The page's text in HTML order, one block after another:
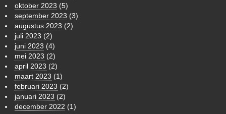
oktober 2023 (5)
september 2023 (3)
augustus 2023 (2)
juli 2023 (2)
juni 2023 (4)
mei 2023 (2)
april 2023 (2)
maart 2023 (1)
februari 2023 (2)
januari 2023 (2)
december 2022 (1)